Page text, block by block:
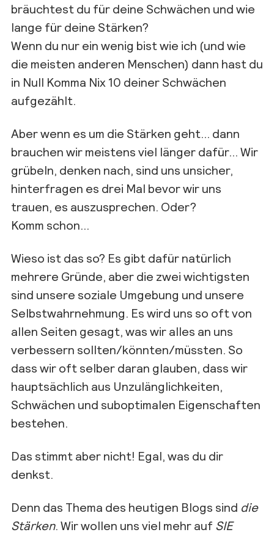
bräuchtest du für deine Schwächen und wie
lange für deine Stärken?
Wenn du nur ein wenig bist wie ich (und wie
die meisten anderen Menschen) dann hast du
in Null Komma Nix 10 deiner Schwächen
aufgezählt.
Aber wenn es um die Stärken geht… dann
brauchen wir meistens viel länger dafür… Wir
grübeln, denken nach, sind uns unsicher,
hinterfragen es drei Mal bevor wir uns
trauen, es auszusprechen. Oder?
Komm schon…
Wieso ist das so? Es gibt dafür natürlich
mehrere Gründe, aber die zwei wichtigsten
sind unsere soziale Umgebung und unsere
Selbstwahrnehmung. Es wird uns so oft von
allen Seiten gesagt, was wir alles an uns
verbessern sollten/könnten/müssten. So
dass wir oft selber daran glauben, dass wir
hauptsächlich aus Unzulänglichkeiten,
Schwächen und suboptimalen Eigenschaften
bestehen.
Das stimmt aber nicht! Egal, was du dir
denkst.
Denn das Thema des heutigen Blogs sind die
Stärken. Wir wollen uns viel mehr auf SIE